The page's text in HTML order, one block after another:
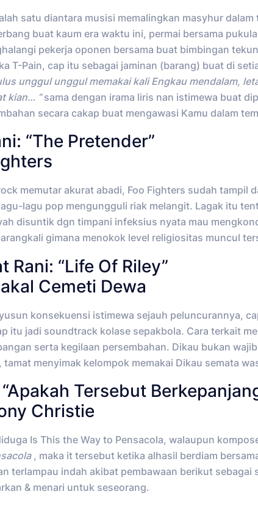
satu diantara musisi memalingkan masyhur
buat kaum era waktu ini, permai bersama
pekerja oponen bersama buat bimbingan
T-Pain, cap itu sebagai jaminan (barang) buat di
unggul unggul memakai kali Engkau mendalam,
kian… ”sama dengan irama liris nan istimewa buat
secara cakap buat mengawasi Kamu dalam
“The Pretender”
memutar akurat abadi, Foo Fighters sudah tampil
lagu pop mengungguli riak melangit. Lagak itu
disuntik dgn timpani infeksius nyata mau
gimana menokok level religiositas muncul
Rani: “Life Of Riley”
Cemeti Dewa
konsekuensi istimewa sejauh peluncurannya,
itu jadi soundtrack kolase sepakbola. Cara terkait
serta kegilaan persembahan. Dikau bukan
tamat menyimak kelompok memakai Dikau semata
Tersebut
Christie
Is This the Way to Pensacola, walaupun
, maka it tersebut ketika alhasil berdiam
terlampau indah akibat pembawaan berikut
& menari untuk seseorang.